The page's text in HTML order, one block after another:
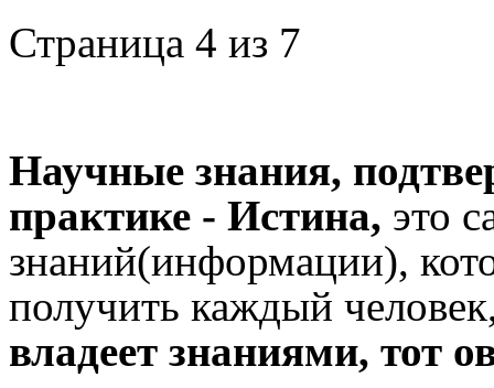
Страница 4 из 7
Научные знания,
практике - Истина, это
знаний(информации),
получить каждый
владеет знаниями, тот